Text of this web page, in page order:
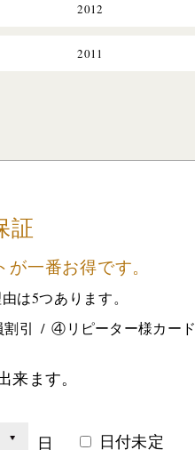
2012
2011
証
が一番お得です。
は5つあります。
引 ④リピーター様カード
ます。
日 日付未定